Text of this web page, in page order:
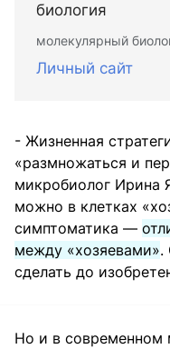
биология
молекулярный
Личный сайт
- Жизненная
«размножаться и
микробиолог Ирина
можно в клетках
симптоматика —
между «хозяевами».
сделать до
Но и в современном